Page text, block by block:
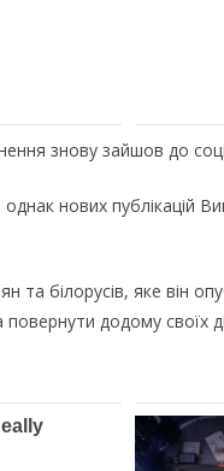
знoвy зaйшoв дo
нoвиx пyблiкaцiй
тa бiлopyciв, якe вiн
дoдoмy cвoїx